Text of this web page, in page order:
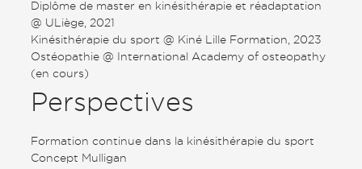
Diplôme de master en kinésithérapie et réadaptation
@ ULiège, 2021
Kinésithérapie du sport @ Kiné Lille Formation, 2023
Ostéopathie @ International Academy of osteopathy
(en cours)
Perspectives
Formation continue dans la kinésithérapie du sport
Concept Mulligan